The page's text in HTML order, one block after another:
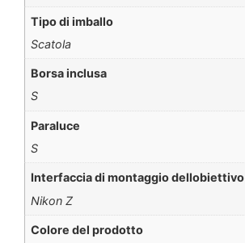
Tipo di imballo
Scatola
Borsa inclusa
S
Paraluce
S
Interfaccia di montaggio dellobiettivo
Nikon Z
Colore del prodotto